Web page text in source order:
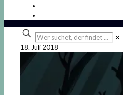
Wer
suchet,
der
✕
18. Juli 2018